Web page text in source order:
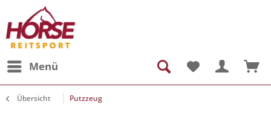
Menü
Übersicht Putzzeug